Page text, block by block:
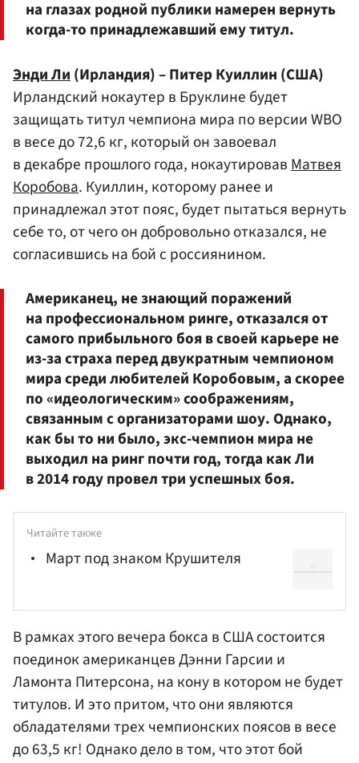
на глазах родной публики намерен вернуть
когда-то принадлежавший ему титул.
Энди Ли(Ирландия) – Питер Куиллин (США)
Ирландский нокаутер в Бруклине будет
защищать титул чемпиона мира по версии WBO
в весе до 72,6 кг, который он завоевал
в декабре прошлого года, нокаутировавМатвея
Коробова. Куиллин, которому ранее и
принадлежал этот пояс, будет пытаться вернуть
себе то, от чего он добровольно отказался, не
согласившись на бой с россиянином.
Американец, не знающий поражений
на профессиональном ринге, отказался от
самого прибыльного боя в своей карьере не
из-за страха перед двукратным чемпионом
мира среди любителей Коробовым, а скорее
по «идеологическим» соображениям,
связанным с организаторами шоу. Однако,
как бы то ни было, экс-чемпион мира не
выходил на ринг почти год, тогда как Ли
в 2014 году провел три успешных боя.
Читайте также
Март под знаком Крушителя
В рамках этого вечера бокса в США состоится
поединок американцевДэнни Гарсии и
Ламонта Питерсона, на кону в котором не будет
титулов. И это притом, что они являются
обладателями трех чемпионских поясов в весе
до 63,5 кг! Однако дело в том, что этот бой